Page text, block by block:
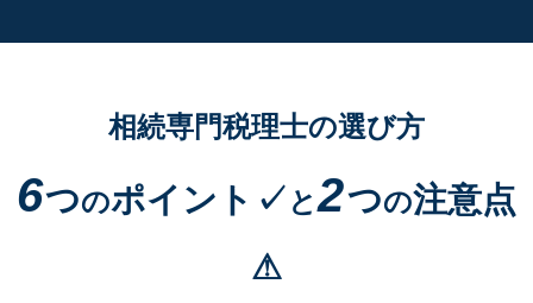
相続専門税理士の選び方
6つのポイント✓ と2つの注意点
⚠